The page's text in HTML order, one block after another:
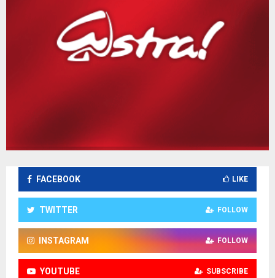
FACEBOOK LIKE
TWITTER FOLLOW
INSTAGRAM FOLLOW
YOUTUBE SUBSCRIBE